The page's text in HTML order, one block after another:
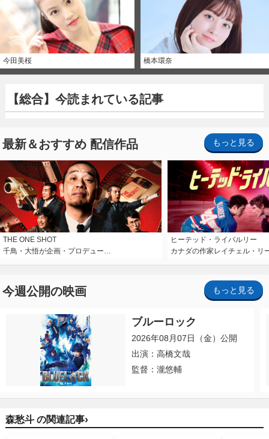
今田美桜 橋本環奈
【総合】今読まれている記事
最新＆おすすめ 配信作品 もっと見る
THE ONE SHOT
千鳥・大悟が企画・プロデュー…
ヒーテッド・ライバルリー
カナダの作家レイチェル・リ
今週公開の映画 もっと見る
ブルーロック
2026年08月07日（金）公開
出演：高橋文哉
監督：瀧悠輔
森愁斗 の関連記事›